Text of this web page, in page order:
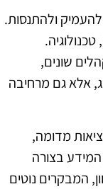
להעמיק ולהתנסות.
שונים,
אלא גם מרחיבה
מדומה,
בצורה
המבקרים נוטים